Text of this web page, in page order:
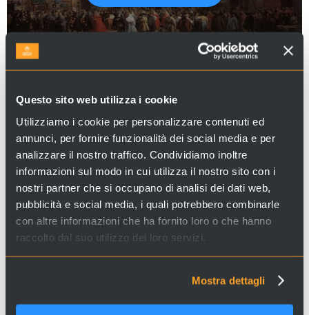
Questo sito web utilizza i cookie
Utilizziamo i cookie per personalizzare contenuti ed
annunci, per fornire funzionalità dei social media e per
analizzare il nostro traffico. Condividiamo inoltre
informazioni sul modo in cui utilizza il nostro sito con i
nostri partner che si occupano di analisi dei dati web,
pubblicità e social media, i quali potrebbero combinarle
con altre informazioni che ha fornito loro o che hanno
raccolto dal suo utilizzo dei loro servizi.
Mostra dettagli
CHIESE
CONTINUA
MUSEI